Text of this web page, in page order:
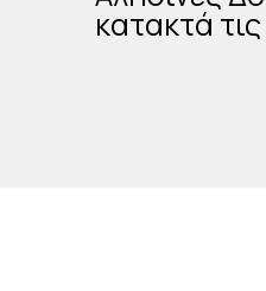
κατακτά